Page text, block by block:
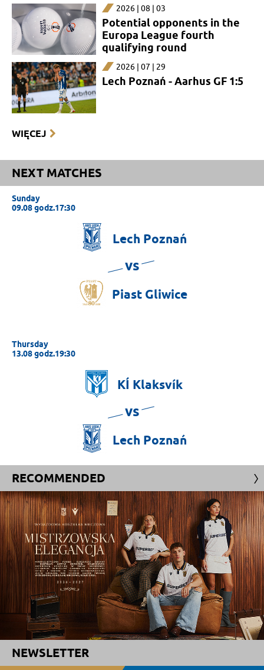
2026 | 08 | 03
Potential opponents in the
Europa League fourth
qualifying round
2026 | 07 | 29
Lech Poznań - Aarhus GF 1:5
WIĘCEJ
NEXT MATCHES
Sunday
09.08 godz.17:30
Lech Poznań
vs
Piast Gliwice
Thursday
13.08 godz.19:30
KÍ Klaksvík
vs
Lech Poznań
RECOMMENDED
NEWSLETTER